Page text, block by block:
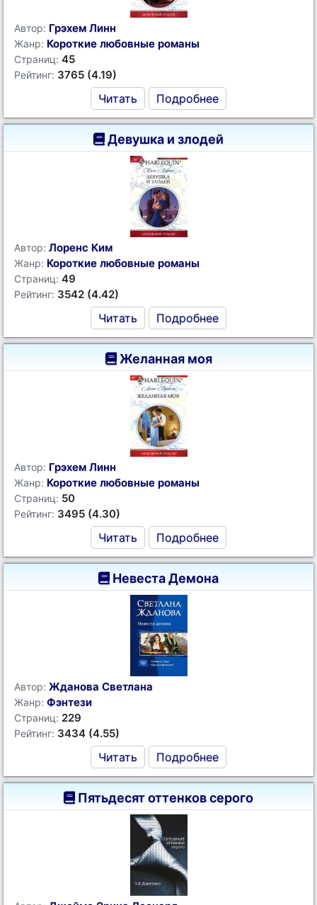
Автор: Грэхем Линн
Жанр: Короткие любовные романы
Страниц: 45
Рейтинг: 3765 (4.19)
Читать Подробнее
Девушка и злодей
Автор: Лоренс Ким
Жанр: Короткие любовные романы
Страниц: 49
Рейтинг: 3542 (4.42)
Читать Подробнее
Желанная моя
Автор: Грэхем Линн
Жанр: Короткие любовные романы
Страниц: 50
Рейтинг: 3495 (4.30)
Читать Подробнее
Невеста Демона
Автор: Жданова Светлана
Жанр: Фэнтези
Страниц: 229
Рейтинг: 3434 (4.55)
Читать Подробнее
Пятьдесят оттенков серого